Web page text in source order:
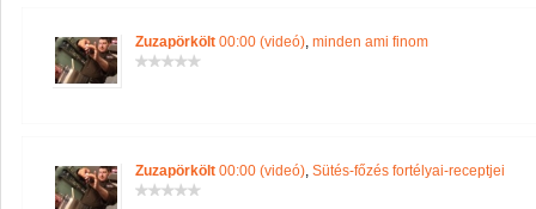
Zuzapörkölt 00:00 (videó), minden ami finom
Zuzapörkölt 00:00 (videó), Sütés-főzés fortélyai-receptjei